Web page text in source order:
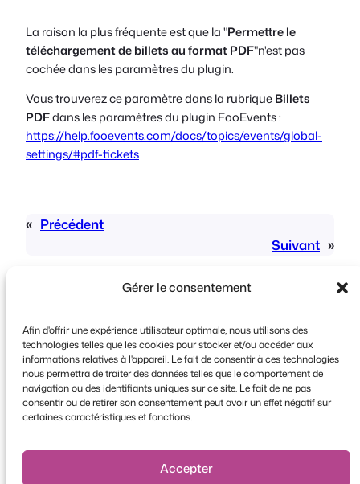
Gérer le consentement
Afin d'offrir une expérience utilisateur optimale, nous utilisons des
technologies telles que les cookies pour stocker et/ou accéder aux
informations relatives à l'appareil. Le fait de consentir à ces technologies
nous permettra de traiter des données telles que le comportement de
navigation ou des identifiants uniques sur ce site. Le fait de ne pas
consentir ou de retirer son consentement peut avoir un effet négatif sur
certaines caractéristiques et fonctions.
Accepter
La raison la plus fréquente est que la "Permettre le
téléchargement de billets au format PDF"n'est pas
cochée dans les paramètres du plugin.
Vous trouverez ce paramètre dans la rubriqueBillets
PDFdans les paramètres du plugin FooEvents :
https://help.fooevents.com/docs/topics/events/global-
settings/#pdf-tickets
« Précédent
Suivant »
Copyright © 2026 FooEvents. Tous droits
réservés.
Déclaration de confidentialité